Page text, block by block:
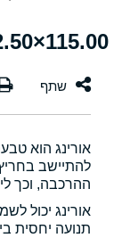
115.00×2.50 NBR 70 Black O-Ring
אורינג הוא
להתיישב
ההרכבה, וכך
אורינג יכול
תנועה יחסית